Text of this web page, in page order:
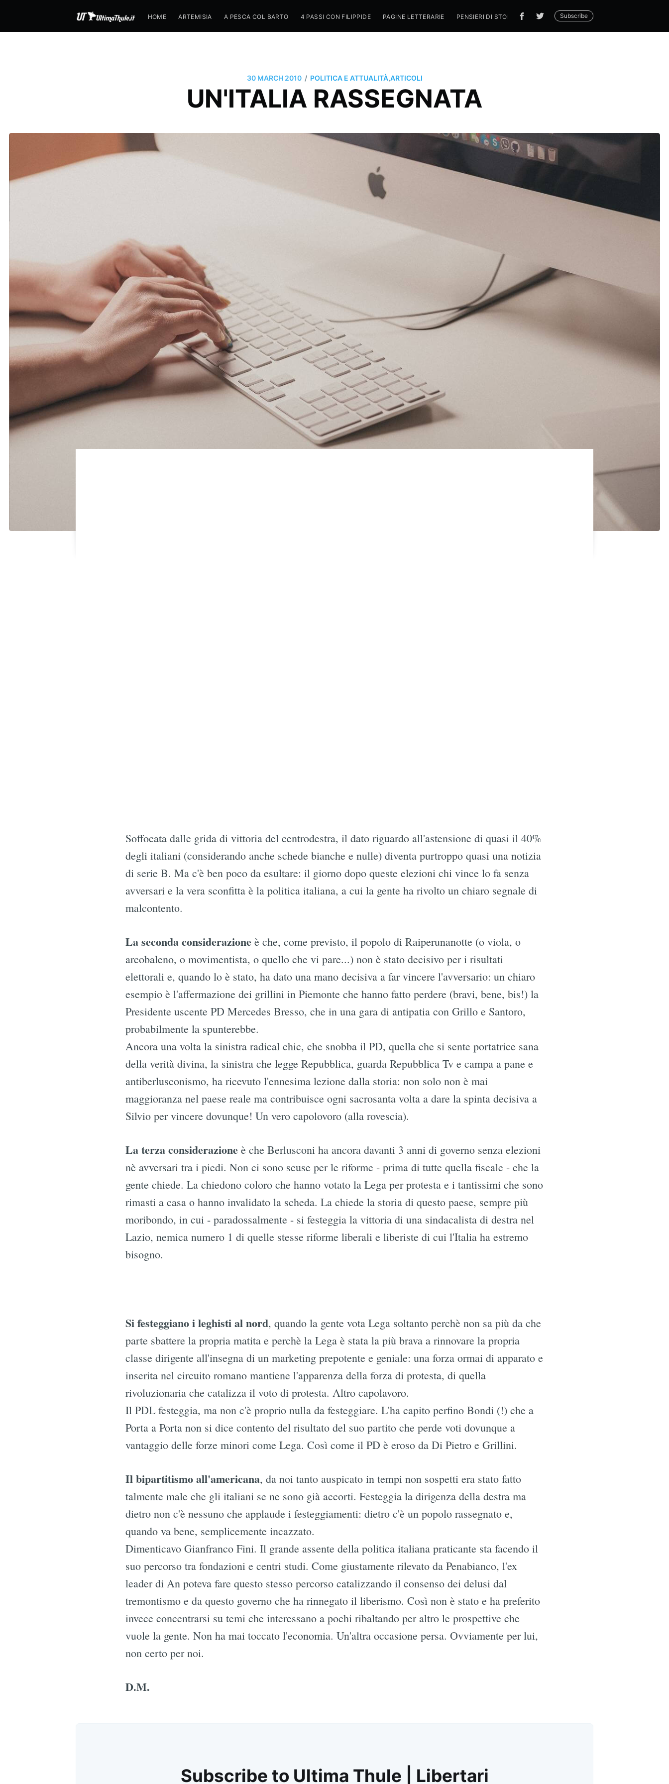
HOME ARTEMISIA A PESCA COL BARTO 4 PASSI CON FILIPPIDE PAGINE LETTERARIE PENSIERI DI STORIA REDAZIONE GETTING STARTED
Subscribe
30 MARCH 2010 / POLITICA E ATTUALITÀ,ARTICOLI
UN'ITALIA RASSEGNATA
Soffocata dalle grida di vittoria del centrodestra, il dato riguardo all'astensione di quasi il 40%
degli italiani (considerando anche schede bianche e nulle) diventa purtroppo quasi una notizia
di serie B. Ma c'è ben poco da esultare: il giorno dopo queste elezioni chi vince lo fa senza
avversari e la vera sconfitta è la politica italiana, a cui la gente ha rivolto un chiaro segnale di
malcontento.
La seconda considerazione è che, come previsto, il popolo di Raiperunanotte (o viola, o
arcobaleno, o movimentista, o quello che vi pare...) non è stato decisivo per i risultati
elettorali e, quando lo è stato, ha dato una mano decisiva a far vincere l'avversario: un chiaro
esempio è l'affermazione dei grillini in Piemonte che hanno fatto perdere (bravi, bene, bis!) la
Presidente uscente PD Mercedes Bresso, che in una gara di antipatia con Grillo e Santoro,
probabilmente la spunterebbe.
Ancora una volta la sinistra radical chic, che snobba il PD, quella che si sente portatrice sana
della verità divina, la sinistra che legge Repubblica, guarda Repubblica Tv e campa a pane e
antiberlusconismo, ha ricevuto l'ennesima lezione dalla storia: non solo non è mai
maggioranza nel paese reale ma contribuisce ogni sacrosanta volta a dare la spinta decisiva a
Silvio per vincere dovunque! Un vero capolovoro (alla rovescia).
La terza considerazione è che Berlusconi ha ancora davanti 3 anni di governo senza elezioni
nè avversari tra i piedi. Non ci sono scuse per le riforme - prima di tutte quella fiscale - che la
gente chiede. La chiedono coloro che hanno votato la Lega per protesta e i tantissimi che sono
rimasti a casa o hanno invalidato la scheda. La chiede la storia di questo paese, sempre più
moribondo, in cui - paradossalmente - si festeggia la vittoria di una sindacalista di destra nel
Lazio, nemica numero 1 di quelle stesse riforme liberali e liberiste di cui l'Italia ha estremo
bisogno.
Si festeggiano i leghisti al nord, quando la gente vota Lega soltanto perchè non sa più da che
parte sbattere la propria matita e perchè la Lega è stata la più brava a rinnovare la propria
classe dirigente all'insegna di un marketing prepotente e geniale: una forza ormai di apparato e
inserita nel circuito romano mantiene l'apparenza della forza di protesta, di quella
rivoluzionaria che catalizza il voto di protesta. Altro capolavoro.
Il PDL festeggia, ma non c'è proprio nulla da festeggiare. L'ha capito perfino Bondi (!) che a
Porta a Porta non si dice contento del risultato del suo partito che perde voti dovunque a
vantaggio delle forze minori come Lega. Così come il PD è eroso da Di Pietro e Grillini.
Il bipartitismo all'americana, da noi tanto auspicato in tempi non sospetti era stato fatto
talmente male che gli italiani se ne sono già accorti. Festeggia la dirigenza della destra ma
dietro non c'è nessuno che applaude i festeggiamenti: dietro c'è un popolo rassegnato e,
quando va bene, semplicemente incazzato.
Dimenticavo Gianfranco Fini. Il grande assente della politica italiana praticante sta facendo il
suo percorso tra fondazioni e centri studi. Come giustamente rilevato da Penabianco, l'ex
leader di An poteva fare questo stesso percorso catalizzando il consenso dei delusi dal
tremontismo e da questo governo che ha rinnegato il liberismo. Così non è stato e ha preferito
invece concentrarsi su temi che interessano a pochi ribaltando per altro le prospettive che
vuole la gente. Non ha mai toccato l'economia. Un'altra occasione persa. Ovviamente per lui,
non certo per noi.
D.M.
Subscribe to Ultima Thule | Libertari
Subscribe